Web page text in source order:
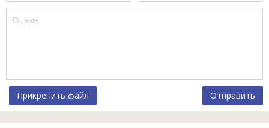
Прикрепить файл Отправить